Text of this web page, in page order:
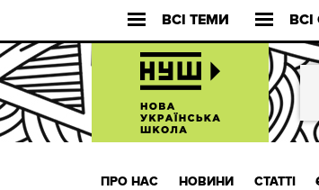
ВСІ ТЕМИ
ПРО НАС НОВИНИ СТАТТІ